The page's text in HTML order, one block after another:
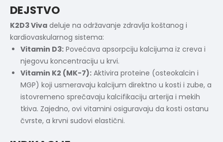
DEJSTVO
K2D3 Viva deluje na održavanje zdravlja koštanog i
kardiovaskularnog sistema:
Vitamin D3: Povećava apsorpciju kalcijuma iz creva i
njegovu koncentraciju u krvi.
Vitamin K2 (MK-7): Aktivira proteine (osteokalcin i
MGP) koji usmeravaju kalcijum direktno u kosti i zube, a
istovremeno sprečavaju kalcifikaciju arterija i mekih
tkiva. Zajedno, ovi vitamini osiguravaju da kosti ostanu
čvrste, a krvni sudovi elastični.